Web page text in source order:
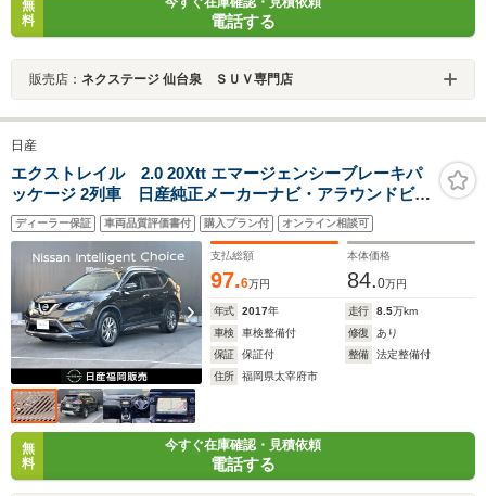
無
料
電話する
販売店： ネクステージ 仙台泉 ＳＵＶ専門店
日産
エクストレイル 2.0 20Xtt エマージェンシーブレーキパ
ッケージ 2列車 日産純正メーカーナビ・アラウンドビュ
ーモニター・ETC・シートヒーター・エマージェンシー
ブレーキ
ディーラー保証 車両品質評価書付 購入プラン付 オンライン相談可
支払総額
97.6万円
本体価格
84.0万円
年式 2017年 走行 8.5万km
車検
車検整備付 修復
あり
保証
保証付 整備
法定整備付
住所
福岡県太宰府市
無
料
今すぐ在庫確認・見積依頼
電話する